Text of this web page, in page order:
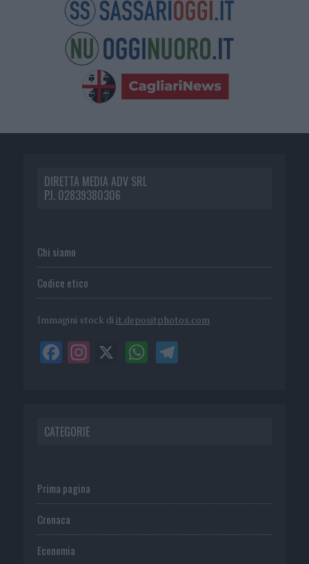
DIRETTA MEDIA ADV SRL
P.I. 02839380306
Chi siamo
Codice etico
Immagini stock di it.depositphotos.com
CATEGORIE
Prima pagina
Cronaca
Economia